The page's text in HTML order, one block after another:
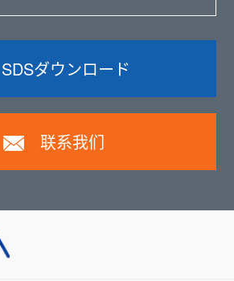
SDSダウンロード
联系我们